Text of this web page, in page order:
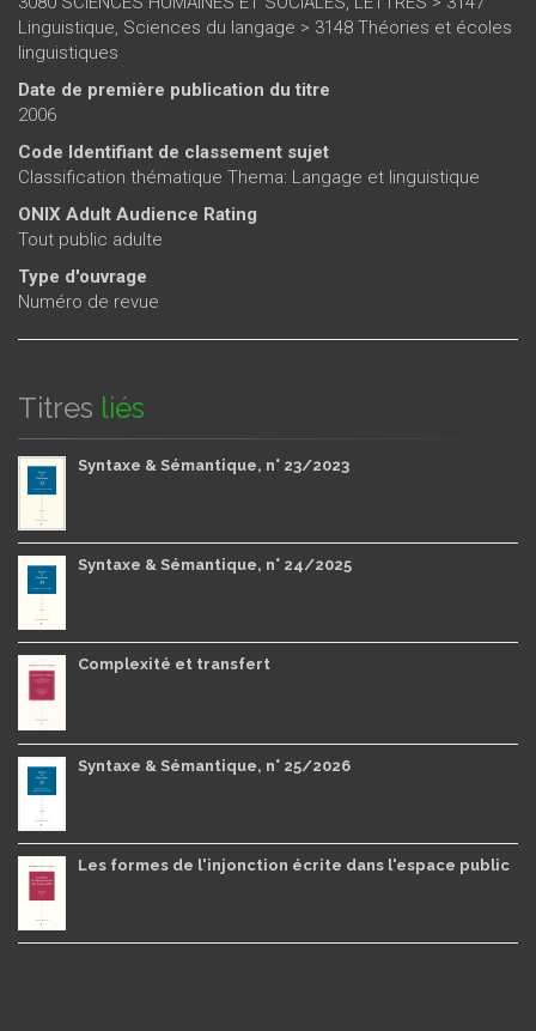
Linguistique, Sciences du langage > 3148 Théories et écoles
linguistiques
Date de première publication du titre
2006
Code Identifiant de classement sujet
Classification thématique Thema: Langage et linguistique
ONIX Adult Audience Rating
Tout public adulte
Type d'ouvrage
Numéro de revue
Titres liés
Syntaxe & Sémantique, n° 23/2023
Syntaxe & Sémantique, n° 24/2025
Complexité et transfert
Syntaxe & Sémantique, n° 25/2026
Les formes de l'injonction écrite dans l'espace public